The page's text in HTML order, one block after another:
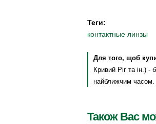
Теги:
контактные линзы
Для того, щоб
Кривий Ріг та ін.)
найближчим часом.
Також Вас